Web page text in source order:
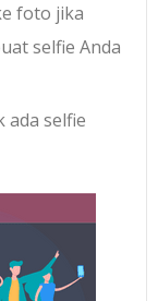
foto jika
selfie Anda
ada selfie